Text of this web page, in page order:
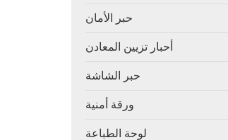
حبر الأمان
أحبار تزيين المعادن
حبر الشاشة
ورقة أمنية
لوحة الطباعة